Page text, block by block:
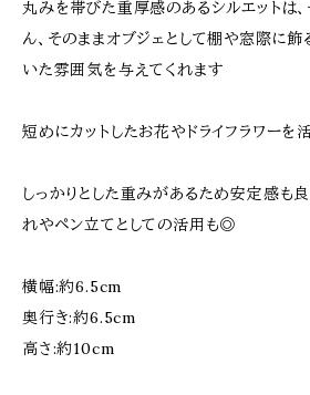
丸みを帯びた重厚感のあるシルエットは
ん、そのままオブジェとして棚や窓際に
いた雰囲気を与えてくれます
短めにカットしたお花やドライフラワーを
しっかりとした重みがあるため安定感も
れやペン立てとしての活用も◎
横幅:約6.5cm
奥行き:約6.5cm
高さ:約10cm